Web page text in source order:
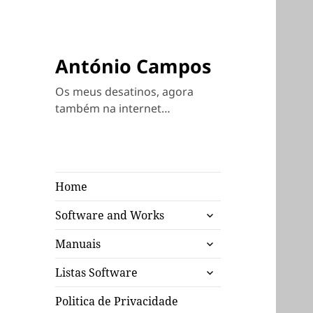
António Campos
Os meus desatinos, agora
também na internet…
Home
Software and Works
expandir
submenu
Manuais
expandir
submenu
Listas Software
expandir
submenu
Politica de Privacidade